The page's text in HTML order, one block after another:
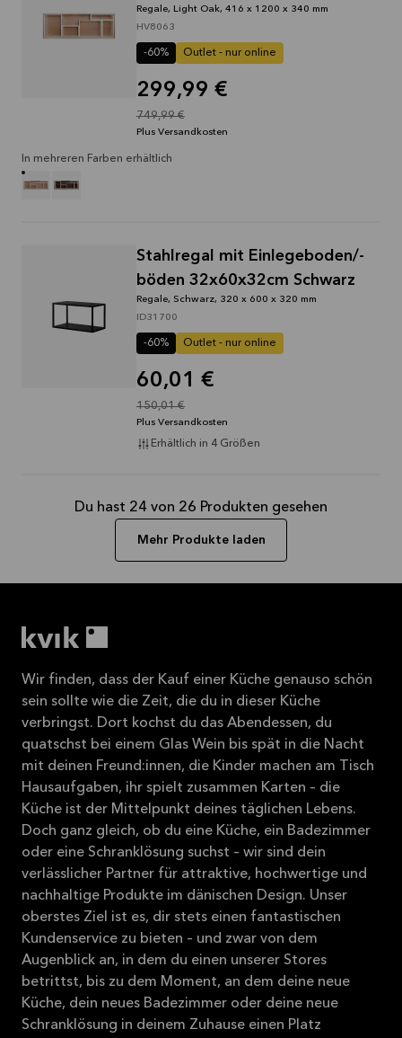
Regale, Light Oak, 416 x 1200 x 340 mm
HV8063
-60% Outlet - nur online
299,99 €
749,99 €
Plus Versandkosten
In mehreren Farben erhältlich
Stahlregal mit Einlegeboden/-
böden 32x60x32cm Schwarz
Regale, Schwarz, 320 x 600 x 320 mm
ID31700
-60% Outlet - nur online
60,01 €
150,01 €
Plus Versandkosten
Erhältlich in 4 Größen
Du hast 24 von 26 Produkten gesehen
Mehr Produkte laden
Wir finden, dass der Kauf einer Küche genauso schön
sein sollte wie die Zeit, die du in dieser Küche
verbringst. Dort kochst du das Abendessen, du
quatschst bei einem Glas Wein bis spät in die Nacht
mit deinen Freund:innen, die Kinder machen am Tisch
Hausaufgaben, ihr spielt zusammen Karten – die
Küche ist der Mittelpunkt deines täglichen Lebens.
Doch ganz gleich, ob du eine Küche, ein Badezimmer
oder eine Schranklösung suchst – wir sind dein
verlässlicher Partner für attraktive, hochwertige und
nachhaltige Produkte im dänischen Design. Unser
oberstes Ziel ist es, dir stets einen fantastischen
Kundenservice zu bieten – und zwar von dem
Augenblick an, in dem du einen unserer Stores
betrittst, bis zu dem Moment, an dem deine neue
Küche, dein neues Badezimmer oder deine neue
Schranklösung in deinem Zuhause einen Platz